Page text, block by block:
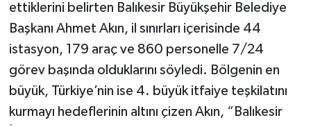
ettiklerini belirten Balıkesir Büyükşehir Belediye
Başkanı Ahmet Akın, il sınırları içerisinde 44
istasyon, 179 araç ve 860 personelle 7/24
görev başında olduklarını söyledi. Bölgenin en
büyük, Türkiye’nin ise 4. büyük itfaiye teşkilatını
kurmayı hedeflerinin altını çizen Akın, “Balıkesir